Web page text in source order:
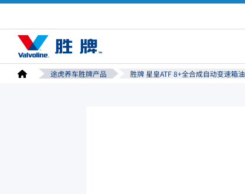
途虎养车胜牌产品 胜牌 星皇ATF 8+全合成自动变速箱油